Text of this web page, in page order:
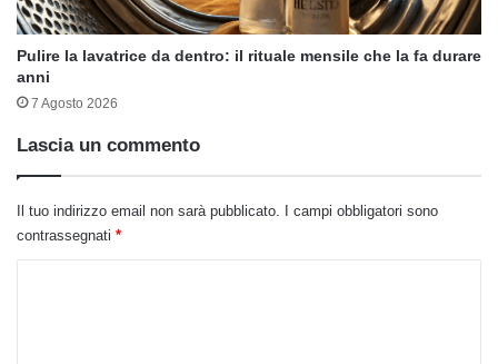
Pulire la lavatrice da dentro: il rituale mensile che la fa durare
anni
7 Agosto 2026
Lascia un commento
Il tuo indirizzo email non sarà pubblicato. I campi obbligatori sono
contrassegnati *